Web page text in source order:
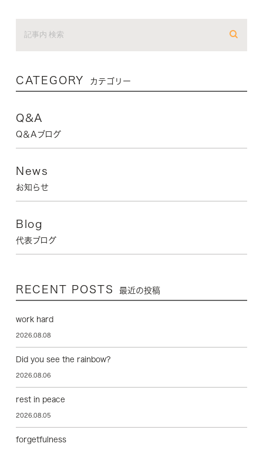
CATEGORY カテゴリー
Q&A
Q＆Aブログ
News
お知らせ
Blog
代表ブログ
RECENT POSTS 最近の投稿
work hard
2026.08.08
Did you see the rainbow?
2026.08.06
rest in peace
2026.08.05
forgetfulness